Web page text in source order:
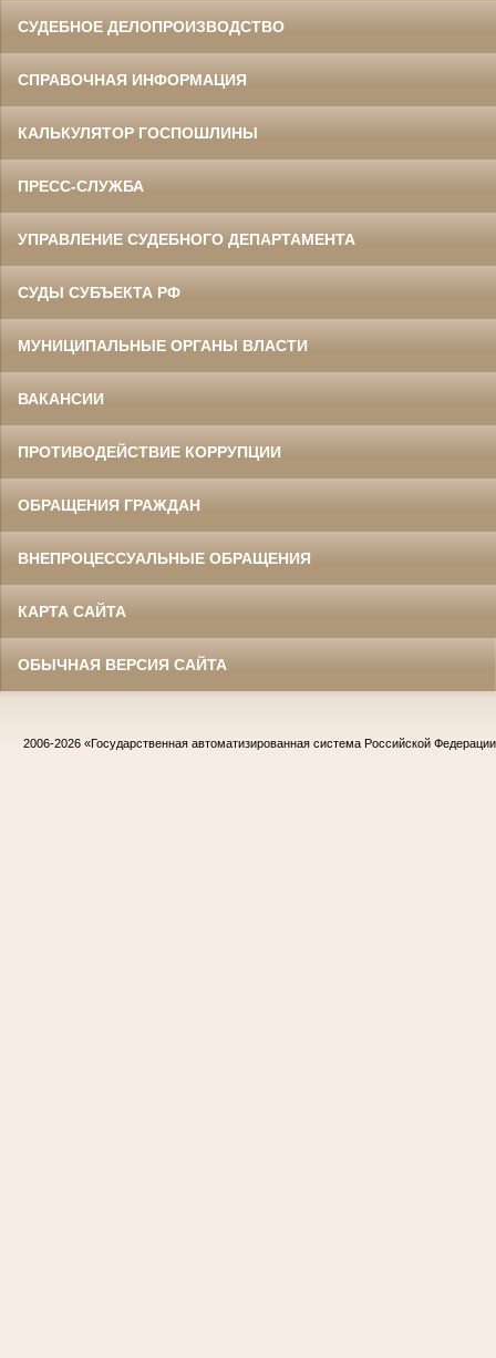
СУДЕБНОЕ ДЕЛОПРОИЗВОДСТВО
СПРАВОЧНАЯ ИНФОРМАЦИЯ
КАЛЬКУЛЯТОР ГОСПОШЛИНЫ
ПРЕСС-СЛУЖБА
УПРАВЛЕНИЕ СУДЕБНОГО ДЕПАРТАМЕНТА
СУДЫ СУБЪЕКТА РФ
МУНИЦИПАЛЬНЫЕ ОРГАНЫ ВЛАСТИ
ВАКАНСИИ
ПРОТИВОДЕЙСТВИЕ КОРРУПЦИИ
ОБРАЩЕНИЯ ГРАЖДАН
ВНЕПРОЦЕССУАЛЬНЫЕ ОБРАЩЕНИЯ
КАРТА САЙТА
ОБЫЧНАЯ ВЕРСИЯ САЙТА
2006-2026 «Государственная автоматизированная система Российской